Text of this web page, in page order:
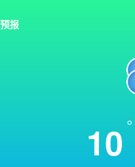
报
10